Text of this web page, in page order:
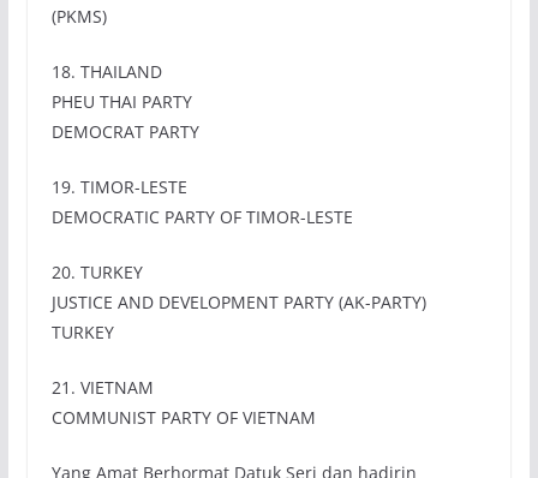
(PKMS)
18. THAILAND
PHEU THAI PARTY
DEMOCRAT PARTY
19. TIMOR-LESTE
DEMOCRATIC PARTY OF TIMOR-LESTE
20. TURKEY
JUSTICE AND DEVELOPMENT PARTY (AK-PARTY)
TURKEY
21. VIETNAM
COMMUNIST PARTY OF VIETNAM
Yang Amat Berhormat Datuk Seri dan hadirin